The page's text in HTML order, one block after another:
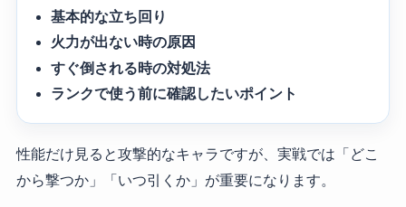
基本的な立ち回り
火力が出ない時の原因
すぐ倒される時の対処法
ランクで使う前に確認したいポイント
性能だけ見ると攻撃的なキャラですが、実戦では「どこ
から撃つか」「いつ引くか」が重要になります。